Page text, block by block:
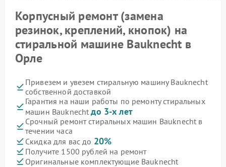
Корпусный ремонт (замена
резинок, креплений, кнопок) на
стиральной машине Bauknecht в
Орле
Привезем и увезем стиральную машину Bauknecht
собственной доставкой
Гарантия на наши работы по ремонту стиральных
машин Bauknechtдо 3-х лет
Срочный ремонт стиральных машин Bauknecht в
течении часа
Скидка для вас до 20%
Получите 1500 рублей на ремонт
Оригинальные комплектующие Bauknecht